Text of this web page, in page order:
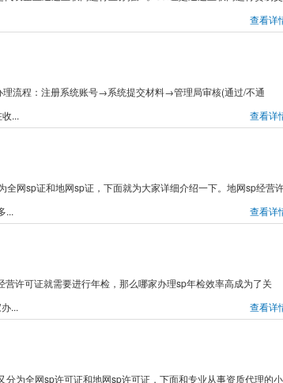
查看详
流程：注册系统账号→系统提交材料→管理局审核(通过/不通
...
查看详
网sp证和地网sp证，下面就为大家详细介绍一下。地网sp经营
...
查看详
许可证就需要进行年检，那么哪家办理sp年检效率高成为了关
...
查看详
为全网sp许可证和地网sp许可证，下面和专业从事资质代理的小